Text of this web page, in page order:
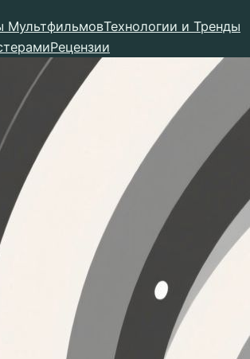
МультфильмовТехнологии и Тренды
Рецензии